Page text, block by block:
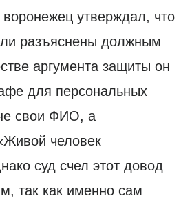
утверждал, что
разъяснены должным
аргумента защиты он
для персональных
свои ФИО, а
человек
суд счел этот довод
так как именно сам